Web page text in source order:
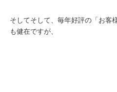
そしてそして、毎年好評の「お客
も健在ですが、